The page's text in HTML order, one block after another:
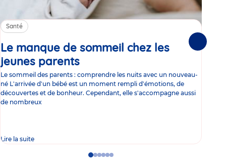
Santé
Le manque de sommeil chez les
jeunes parents
Le sommeil des parents : comprendre les nuits avec un nouveau-
né L'arrivée d'un bébé est un moment rempli d'émotions, de
découvertes et de bonheur. Cependant, elle s'accompagne aussi
de nombreux
Lire la suite
GoGoGoGo
GoGo